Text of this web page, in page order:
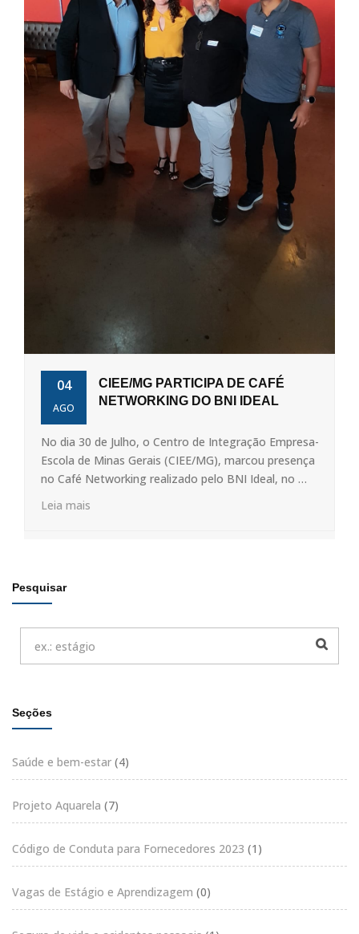
04
AGO
CIEE/MG PARTICIPA DE CAFÉ
NETWORKING DO BNI IDEAL
No dia 30 de Julho, o Centro de Integração Empresa-
Escola de Minas Gerais (CIEE/MG), marcou presença
no Café Networking realizado pelo BNI Ideal, no …
Leia mais
Pesquisar
Seções
Saúde e bem-estar (4)
Projeto Aquarela (7)
Código de Conduta para Fornecedores 2023 (1)
Vagas de Estágio e Aprendizagem (0)